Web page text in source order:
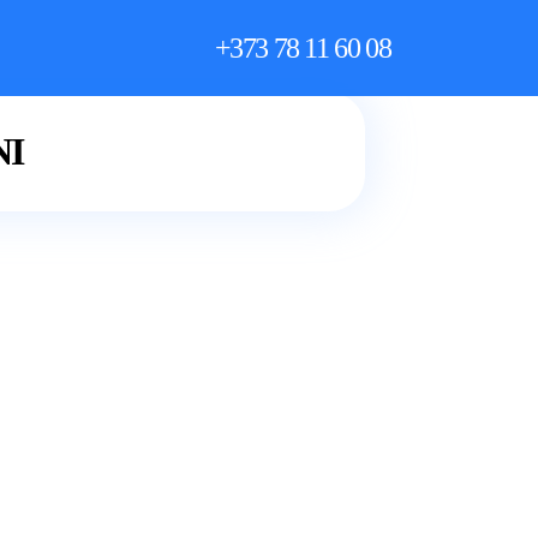
+373 78 11 60 08